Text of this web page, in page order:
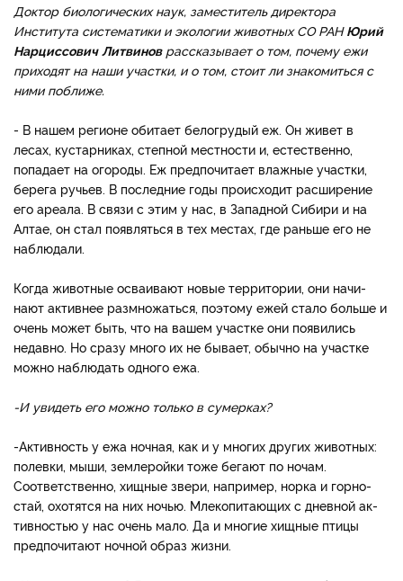
Доктор биологических наук, заместитель директора
Института систематики и экологии животных СО РАН Юрий
Нарциссович Литвинов рассказывает о том, почему ежи
приходят на наши участки, и о том, стоит ли знакомиться с
ними поближе.
- В нашем регионе обитает белогрудый еж. Он жи­вет в
лесах, кустарниках, степной местности и, есте­ственно,
попадает на огоро­ды. Еж предпочитает влаж­ные участки,
берега ручьев. В последние годы происходит расширение
его ареала. В связи с этим у нас, в Запад­ной Сибири и на
Алтае, он стал появляться в тех местах, где раньше его не
наблюдали.
Когда животные осваивают новые территории, они начи­
нают активнее размножаться, поэтому ежей стало больше и
очень может быть, что на ва­шем участке они появились
недавно. Но сразу много их не бывает, обычно на участ­ке
можно наблюдать одного ежа.
-И увидеть его можно только в сумерках?
-Активность у ежа ночная, как и у многих других живот­ных:
полевки, мыши, земле­ройки тоже бегают по ночам.
Соответственно, хищные зве­ри, например, норка и горно­
стай, охотятся на них ночью. Млекопитающих с дневной ак­
тивностью у нас очень мало. Да и многие хищные птицы
предпочи­тают ночной образ жизни.